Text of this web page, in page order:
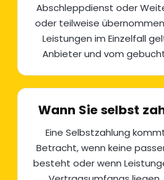
Abschleppdienst oder
oder teilweise
Leistungen im Einzelfall
Anbieter und vom
Wann Sie selbst
Eine Selbstzahlung
Betracht, wenn keine
besteht oder wenn